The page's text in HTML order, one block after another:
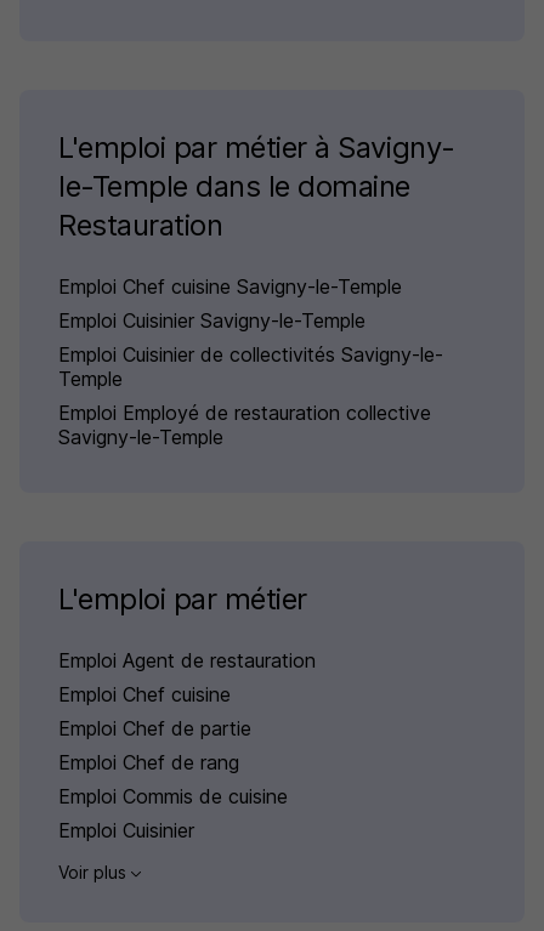
L'emploi par métier à Savigny-
le-Temple dans le domaine
Restauration
Emploi Chef cuisine Savigny-le-Temple
Emploi Cuisinier Savigny-le-Temple
Emploi Cuisinier de collectivités Savigny-le-
Temple
Emploi Employé de restauration collective
Savigny-le-Temple
L'emploi par métier
Emploi Agent de restauration
Emploi Chef cuisine
Emploi Chef de partie
Emploi Chef de rang
Emploi Commis de cuisine
Emploi Cuisinier
Voir plus